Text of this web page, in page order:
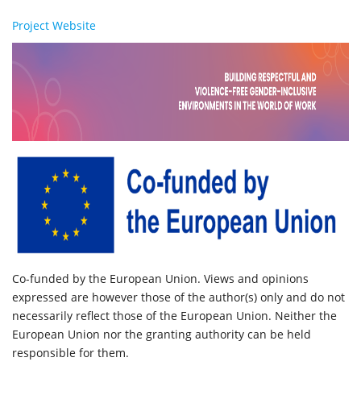
Project Website
Co-funded by the European Union. Views and opinions
expressed are however those of the author(s) only and do not
necessarily reflect those of the European Union. Neither the
European Union nor the granting authority can be held
responsible for them.